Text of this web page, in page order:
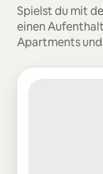
Spielst du mit
einen
Apartments